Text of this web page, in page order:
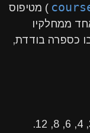
) מטיפוס
ממחלקיו
כספרה בודדת,